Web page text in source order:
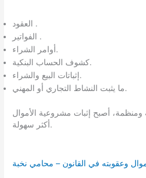
العقود .
الفواتير .
أوامر الشراء.
كشوف الحساب البنكية.
إثباتات البيع والشراء.
ما يثبت النشاط التجاري أو المهني.
أصبح إثبات مشروعية الأموال
أكثر سهولة.
وعقوبته في القانون – محامي نخبة